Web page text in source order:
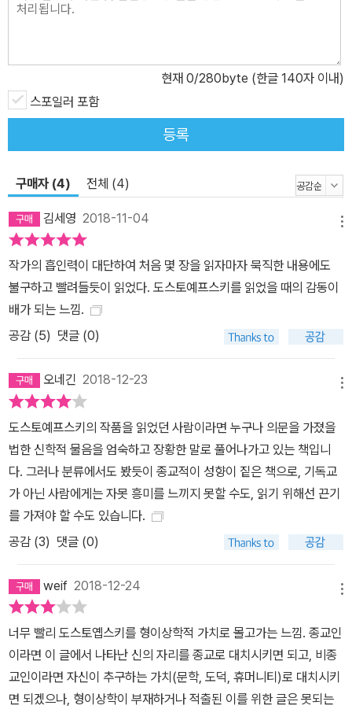
파멸하고, 절망 속에서 고통스러워한다. 하지만 바로 이런 과도한 불
에서 자신을 재발견하고 다른 사람들과 ‘죄의 연대’를 이룰 때 죄 안에
서, 죄와 더불어 사랑하시는 하나님의 용서와 구원이 임한다. 도스토
옙스키 소설 속 인물들의 서사와 함께 이루어지는 투르나이젠의 논증
을 따라가다 보면 저 멀리서 형형히 비추어 오는 구원의 빛이 보인다.
하고 거짓된 희망의 언어로 위로하지 않는다. 그는 우리가 세속적인
만족뿐만 아니라 정신적 실존의 확실함, ‘기적의 하나님’까지도 포기
하고 인생의 짐을 진 채 고통 속에 머물러야 함을 이야기한다. 하지만
동시에 그는 금욕적인 순교자의 삶이 아니라 인생이 매 순간 보여주
는 것에 대해 온전히, 열정적으로 자신을 내던지며 분노와 부끄러움
때보다 자유로워질 것이다. 20세기 유럽에서 탄생한 ‘우정의 저작’ 2
잘 알려지지 않은 에두아르트 투르나이젠(1888~1974)은 현대신학
에 중요한 발자취를 남긴 스위스의 목회신학자이다. 그는 칼 바르트
와 절친한 벗이자 신학적 동지로 함께하며 변증법적 신학을 발전시켰
는데, 바로 이 책이 바르트와의 우정 속에서 탄생한 저작이다. 20세
기 초, 젊은 목사였던 투르나이젠과 바르트는 종교사회주의를 통해
부르주아적인 신학에서 벗어날 일차적인 돌파구를 찾긴 했지만 허물
어져가는 옛 세계에서 벗어나도록 도와줄 변혁적인 사상은 아직 발견
하지 못하고 있었다. 그때 예기치 않게 접하게 된 19세기 러시아인의
글이 이들의 사상적 도약을 가능하게 하는 발판이 되어주었다. 이들
은 도스토옙스키의 작품들을 비롯하여 루터와 칼뱅, 키르케고르를 읽
고 토론하며 이전 세대와 구별되는 신학적 사고를 발전시키게 된다.
투르나이젠은 약 5년간의 연구와 토론과 글쓰기를 거쳐 1921년에 현
대신학의 최첨단 주제를 발표하는 스위스 아라우 대학생 총회에서 도
스토옙스키에 관한 강연을 한다. 같은 해에 바르트는 《로마서》 2판을
탈고하는데, 서문에서 그는 자신의 새로운 성서 해석에 지대한 영향
현재 0/280byte (한글 140자 이내)
스포일러 포함
등록
구매자 (4) 전체 (4)
김세영 2018-11-04
작가의 흡인력이 대단하여 처음 몇 장을 읽자마자 묵직한 내용에도
불구하고 빨려들듯이 읽었다. 도스토예프스키를 읽었을 때의 감동이
배가 되는 느낌.
공감 (5) 댓글 (0)
오네긴 2018-12-23
도스토예프스키의 작품을 읽었던 사람이라면 누구나 의문을 가졌을
법한 신학적 물음을 엄숙하고 장황한 말로 풀어나가고 있는 책입니
다. 그러나 분류에서도 봤듯이 종교적이 성향이 짙은 책으로, 기독교
가 아닌 사람에게는 자못 흥미를 느끼지 못할 수도, 읽기 위해선 끈기
를 가져야 할 수도 있습니다.
공감 (3) 댓글 (0)
weif 2018-12-24
너무 빨리 도스토옙스키를 형이상학적 가치로 몰고가는 느낌. 종교인
이라면 이 글에서 나타난 신의 자리를 종교로 대치시키면 되고, 비종
교인이라면 자신이 추구하는 가치(문학, 도덕, 휴머니티)로 대치시키
면 되겠으나, 형이상학이 부재하거나 적출된 이를 위한 글은 못되는